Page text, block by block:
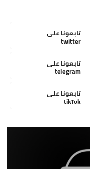
تابعونا على
twitter
تابعونا على
telegram
تابعونا على
tikTok